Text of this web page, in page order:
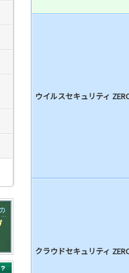
ウイルスセキュリティ
クラウドセキュリティ